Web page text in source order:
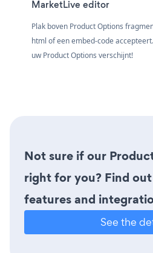
MarketLive editor
Plak boven Product Options
html of een embed-code
uw Product Options verschijnt!
Not sure if our
right for you? Find
features and
See the